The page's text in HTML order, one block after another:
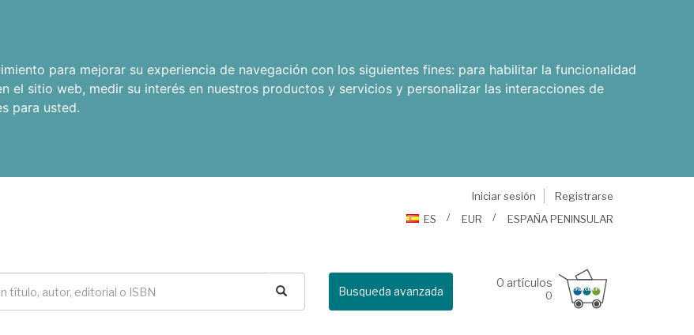
para mejorar su experiencia de navegación con los siguientes fines: para habilitar la funcionalidad
el sitio web, medir su interés en nuestros productos y servicios y personalizar las interacciones de
para usted.
Iniciar sesión
Registrarse
ES
EUR ESPAÑA PENINSULAR
Busqueda avanzada
0 artículos
0